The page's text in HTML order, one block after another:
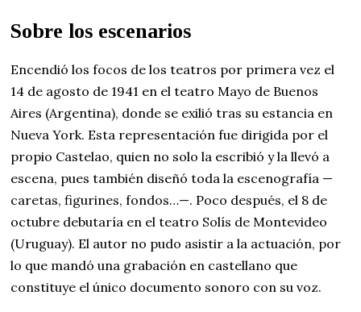
Sobre los escenarios
Encendió los focos de los teatros por primera vez el
14 de agosto de 1941 en el teatro Mayo de Buenos
Aires (Argentina), donde se exilió tras su estancia en
Nueva York. Esta representación fue dirigida por el
propio Castelao, quien no solo la escribió y la llevó a
escena, pues también diseñó toda la escenografía —
caretas, figurines, fondos…—. Poco después, el 8 de
octubre debutaría en el teatro Solís de Montevideo
(Uruguay). El autor no pudo asistir a la actuación, por
lo que mandó una grabación en castellano que
constituye el único documento sonoro con su voz.